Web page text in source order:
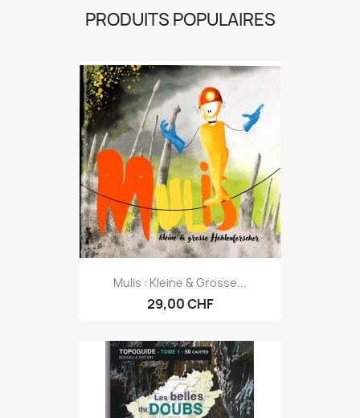
PRODUITS POPULAIRES
Mulis : Kleine & Grosse...
29,00 CHF